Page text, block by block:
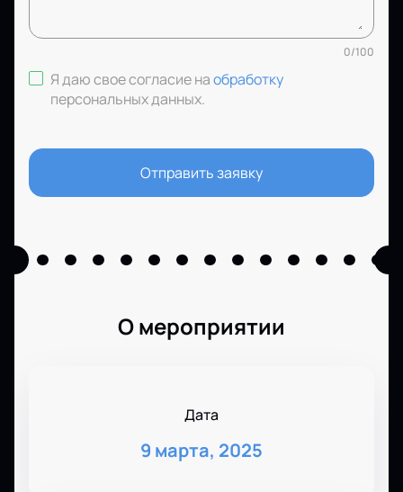
0/100
Я даю свое согласие наобработку
персональных данных.
Отправить заявку
О мероприятии
Дата
9 марта, 2025